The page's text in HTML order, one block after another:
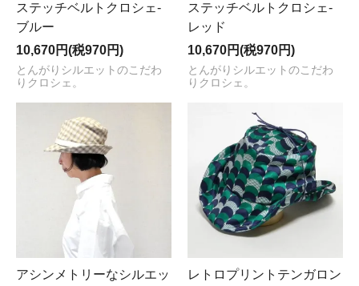
ステッチベルトクロシェ-
ブルー
10,670円(税970円)
とんがりシルエットのこだわ
りクロシェ。
ステッチベルトクロシェ-
レッド
10,670円(税970円)
とんがりシルエットのこだわ
りクロシェ。
アシンメトリーなシルエッ
レトロプリントテンガロン